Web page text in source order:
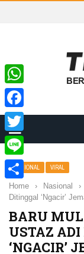
NASIONAL VIRAL
Home › Nasional ›
Ditinggal ‘Ngacir’
BARU
USTAZ
‘NGACIR’
WhatsApp
Facebook
Twitter
Line
Share